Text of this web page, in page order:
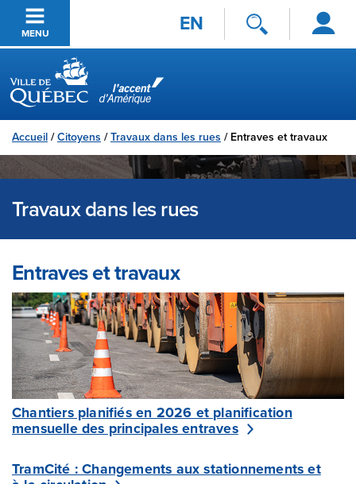
Passer au contenu principal
MENU EN
Se
connecter
Ville de Québec
Accueil /Citoyens /Travaux dans les rues / Entraves et travaux
Travaux dans les rues
Entraves et travaux
Chantiers planifiés en 2026 et planification
mensuelle des principales entraves
TramCité : Changements aux stationnements et